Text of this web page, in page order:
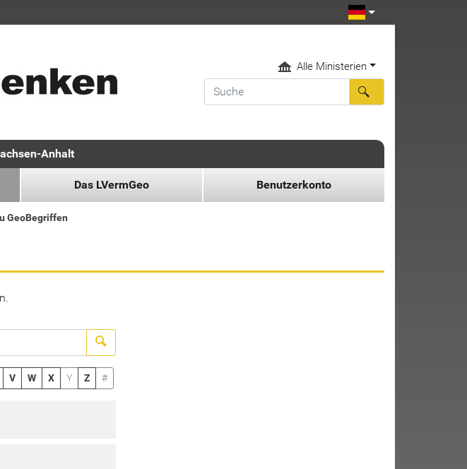
Alle Ministerien
Anhalt
Das LVermGeo Benutzerkonto
GeoBegriffen
V W X Y Z #